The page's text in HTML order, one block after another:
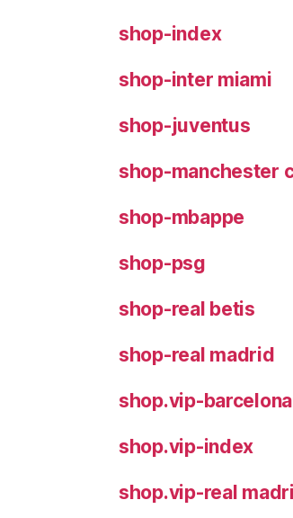
shop-index
shop-inter miami
shop-juventus
shop-manchester
shop-mbappe
shop-psg
shop-real betis
shop-real madrid
shop.vip-barcelona
shop.vip-index
shop.vip-real